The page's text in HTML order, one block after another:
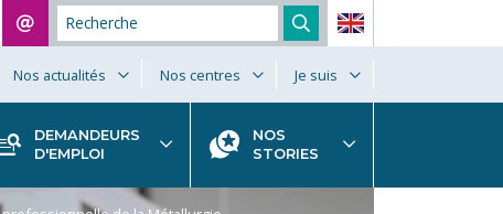
Nos actualités Nos centres Je suis
DEMANDEURS
D'EMPLOI
NOS
STORIES